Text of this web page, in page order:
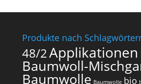
Produkte nach
48/2Applikationen
Baumwoll-
Baumwolle Baumwolle bio